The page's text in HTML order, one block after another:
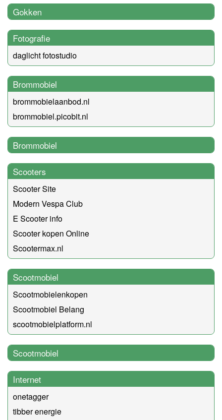
Gokken
Fotografie
daglicht fotostudio
Brommobiel
brommobielaanbod.nl
brommobiel.picobit.nl
Brommobiel
Scooters
Scooter Site
Modern Vespa Club
E Scooter info
Scooter kopen Online
Scootermax.nl
Scootmobiel
Scootmobielenkopen
Scootmobiel Belang
scootmobielplatform.nl
Scootmobiel
Internet
onetagger
tibber energie